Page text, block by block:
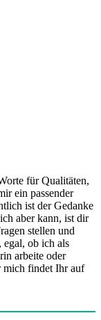
für Qualitäten,
ein passender
ist der Gedanke
aber kann, ist dir
stellen und
egal, ob ich als
arbeite oder
mich findet Ihr auf